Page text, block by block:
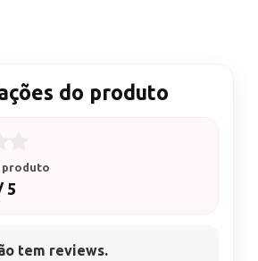
do produto
produto
5
tem reviews.